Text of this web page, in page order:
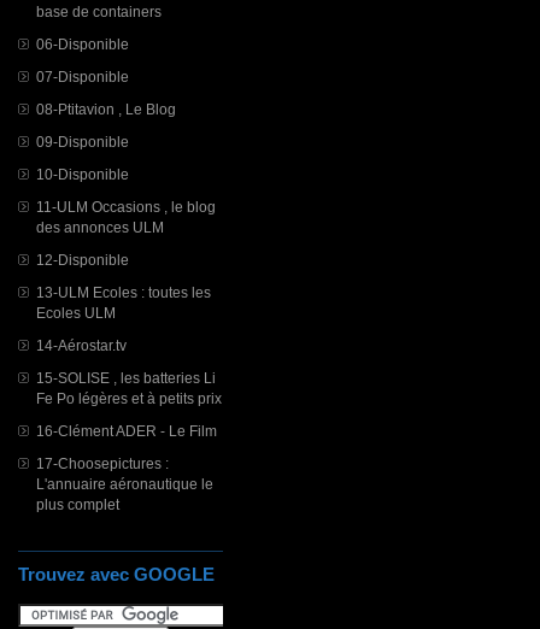
base de containers
06-Disponible
07-Disponible
08-Ptitavion , Le Blog
09-Disponible
10-Disponible
11-ULM Occasions , le blog
des annonces ULM
12-Disponible
13-ULM Ecoles : toutes les
Ecoles ULM
14-Aérostar.tv
15-SOLISE , les batteries Li
Fe Po légères et à petits prix
16-Clément ADER - Le Film
17-Choosepictures :
L'annuaire aéronautique le
plus complet
Trouvez avec GOOGLE